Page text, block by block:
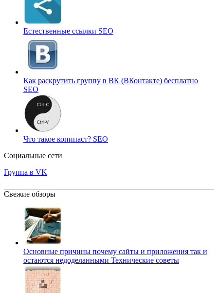
Естественные ссылки SEO
Как раскрутить группу в ВК (ВКонтакте) бесплатно
SEO
Что такое копипаст? SEO
Социальные сети
Группа в VK
Свежие обзоры
Основные причины почему сайты и приложения так и
остаются недоделанными Технические советы